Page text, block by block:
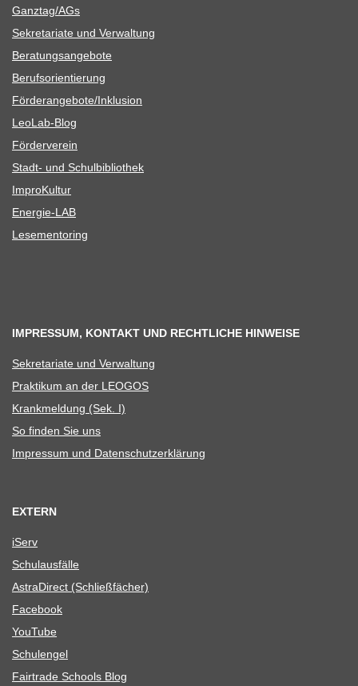
Ganztag/​​AGs
Sekre­ta­riate und Verwaltung
Bera­tungs­an­ge­bote
Berufs­ori­en­tie­rung
Förderangebote/​​Inklusion
Leo­Lab-Blog
För­der­ver­ein
Stadt- und Schulbibliothek
Impro­Kul­tur
Ener­­gie-LAB
Lese­men­to­ring
IMPRESSUM, KONTAKT UND RECHTLICHE HINWEISE
Sekre­ta­riate und Verwaltung
Prak­ti­kum an der LEOGOS
Krank­mel­dung (Sek. I)
So fin­den Sie uns
Impres­sum und Datenschutzerklärung
EXTERN
iServ
Schul­aus­fälle
Astra­Di­rect (Schließ­fä­cher)
Face­book
You­Tube
Schul­en­gel
Fair­trade Schools Blog